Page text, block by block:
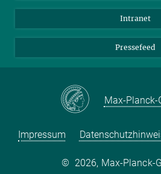
YouTube
Intranet
Pressefeed
Max-Planck-
Impressum
© 2026, Max-Planck-